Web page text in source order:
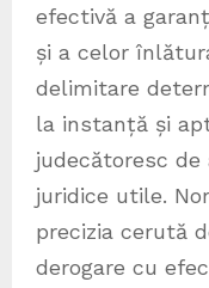
efectivă a
și a celor
delimitare
la instanță și
judecătoresc
juridice utile.
precizia cerută
derogare cu